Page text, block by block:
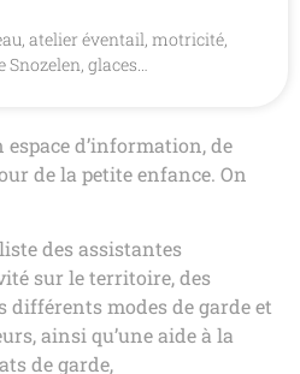
atelier éventail, motricité,
glaces…
espace d’information, de
de la petite enfance. On
des assistantes
sur le territoire, des
modes de garde et
ainsi qu’une aide à la
de garde,